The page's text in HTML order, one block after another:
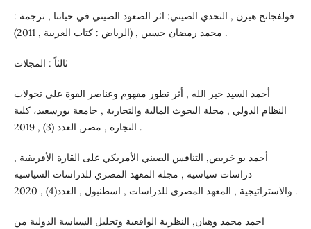
فولفجانج هيرن , التحدي الصيني: اثر الصعود الصيني في حياتنا , ترجمة :
محمد رمضان حسين , (الرياض : كتاب العربية , 2011) .
ثالثاً : المجلات
أحمد السيد خير الله , أثر تطور مفهوم وعناصر القوة على تحولات
النظام الدولي , مجلة البحوث المالية والتجارية , جامعة بورسعيد، کلية
التجارة , مصر, العدد (3) , 2019 .
أحمد بو خريص, التنافس الصيني الأمريكي على القارة الأفريقية ,
دراسات سياسية , مجلة المعهد المصري للدراسات السياسية
والاستراتيجية , المعهد المصري للدراسات , اسطنبول , العدد(4) , 2020 .
احمد محمد وهبان, النظرية الواقعية وتحليل السياسة الدولية من